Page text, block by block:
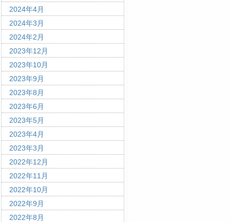
2024年4月
2024年3月
2024年2月
2023年12月
2023年10月
2023年9月
2023年8月
2023年6月
2023年5月
2023年4月
2023年3月
2022年12月
2022年11月
2022年10月
2022年9月
2022年8月